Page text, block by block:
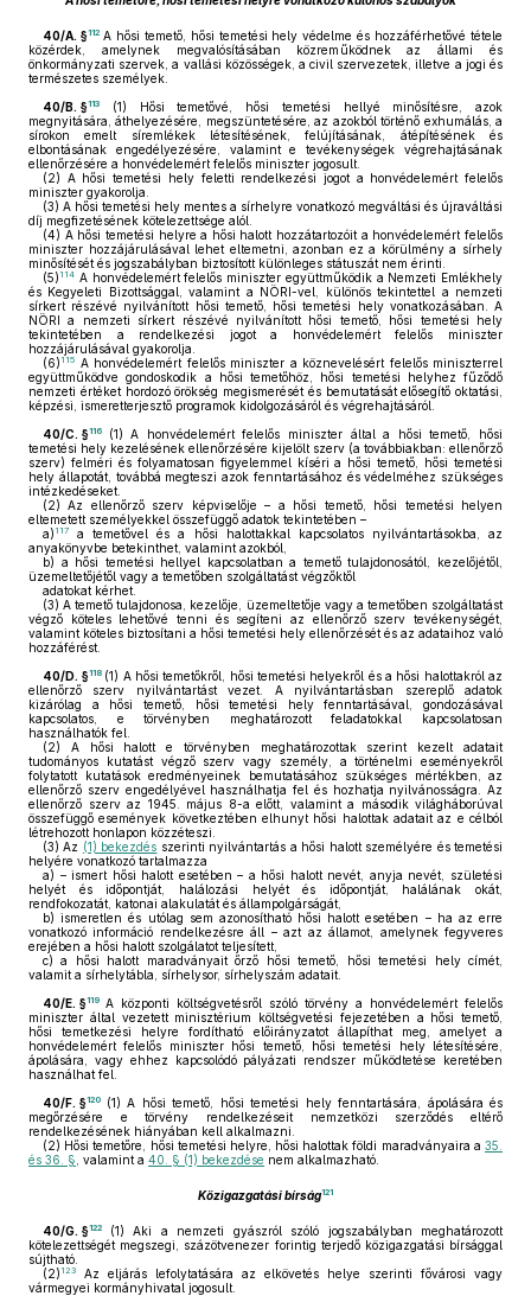
40/A. §112 A hősi temető, hősi temetési hely védelme és hozzáférhetővé tétele
közérdek, amelynek megvalósításában közreműködnek az állami és
önkormányzati szervek, a vallási közösségek, a civil szervezetek, illetve a jogi és
természetes személyek.
40/B. §113 (1) Hősi temetővé, hősi temetési hellyé minősítésre, azok
megnyitására, áthelyezésére, megszüntetésére, az azokból történő exhumálás, a
sírokon emelt síremlékek létesítésének, felújításának, átépítésének és
elbontásának engedélyezésére, valamint e tevékenységek végrehajtásának
ellenőrzésére a honvédelemért felelős miniszter jogosult.
(2) A hősi temetési hely feletti rendelkezési jogot a honvédelemért felelős
miniszter gyakorolja.
(3) A hősi temetési hely mentes a sírhelyre vonatkozó megváltási és újraváltási
díj megfizetésének kötelezettsége alól.
(4) A hősi temetési helyre a hősi halott hozzátartozóit a honvédelemért felelős
miniszter hozzájárulásával lehet eltemetni, azonban ez a körülmény a sírhely
minősítését és jogszabályban biztosított különleges státuszát nem érinti.
(5) 114 A honvédelemért felelős miniszter együttműködik a Nemzeti Emlékhely
és Kegyeleti Bizottsággal, valamint a NÖRI-vel, különös tekintettel a nemzeti
sírkert részévé nyilvánított hősi temető, hősi temetési hely vonatkozásában. A
NÖRI a nemzeti sírkert részévé nyilvánított hősi temető, hősi temetési hely
tekintetében a rendelkezési jogot a honvédelemért felelős miniszter
hozzájárulásával gyakorolja.
(6) 115 A honvédelemért felelős miniszter a köznevelésért felelős miniszterrel
együttműködve gondoskodik a hősi temetőhöz, hősi temetési helyhez fűződő
nemzeti értéket hordozó örökség megismerését és bemutatását elősegítő oktatási,
képzési, ismeretterjesztő programok kidolgozásáról és végrehajtásáról.
40/C. §116 (1) A honvédelemért felelős miniszter által a hősi temető, hősi
temetési hely kezelésének ellenőrzésére kijelölt szerv (a továbbiakban: ellenőrző
szerv) felméri és folyamatosan figyelemmel kíséri a hősi temető, hősi temetési
hely állapotát, továbbá megteszi azok fenntartásához és védelméhez szükséges
intézkedéseket.
(2) Az ellenőrző szerv képviselője – a hősi temető, hősi temetési helyen
eltemetett személyekkel összefüggő adatok tekintetében –
a) 117
a temetővel és a hősi halottakkal kapcsolatos nyilvántartásokba, az
anyakönyvbe betekinthet, valamint azokból,
b) a hősi temetési hellyel kapcsolatban a temető tulajdonosától, kezelőjétől,
üzemeltetőjétől vagy a temetőben szolgáltatást végzőktől
adatokat kérhet.
(3) A temető tulajdonosa, kezelője, üzemeltetője vagy a temetőben szolgáltatást
végző köteles lehetővé tenni és segíteni az ellenőrző szerv tevékenységét,
valamint köteles biztosítani a hősi temetési hely ellenőrzését és az adataihoz való
hozzáférést.
40/D. §118 (1) A hősi temetőkről, hősi temetési helyekről és a hősi halottakról az
ellenőrző szerv nyilvántartást vezet. A nyilvántartásban szereplő adatok
kizárólag a hősi temető, hősi temetési hely fenntartásával, gondozásával
kapcsolatos, e törvényben meghatározott feladatokkal kapcsolatosan
használhatók fel.
(2) A hősi halott e törvényben meghatározottak szerint kezelt adatait
tudományos kutatást végző szerv vagy személy, a történelmi eseményekről
folytatott kutatások eredményeinek bemutatásához szükséges mértékben, az
ellenőrző szerv engedélyével használhatja fel és hozhatja nyilvánosságra. Az
ellenőrző szerv az 1945. május 8-a előtt, valamint a második világháborúval
összefüggő események következtében elhunyt hősi halottak adatait az e célból
létrehozott honlapon közzéteszi.
(3) Az (1) bekezdés szerinti nyilvántartás a hősi halott személyére és temetési
helyére vonatkozó tartalmazza
a) – ismert hősi halott esetében – a hősi halott nevét, anyja nevét, születési
helyét és időpontját, halálozási helyét és időpontját, halálának okát,
rendfokozatát, katonai alakulatát és állampolgárságát,
b) ismeretlen és utólag sem azonosítható hősi halott esetében – ha az erre
vonatkozó információ rendelkezésre áll – azt az államot, amelynek fegyveres
erejében a hősi halott szolgálatot teljesített,
c) a hősi halott maradványait őrző hősi temető, hősi temetési hely címét,
valamit a sírhelytábla, sírhelysor, sírhelyszám adatait.
40/E. §119 A központi költségvetésről szóló törvény a honvédelemért felelős
miniszter által vezetett minisztérium költségvetési fejezetében a hősi temető,
hősi temetkezési helyre fordítható előirányzatot állapíthat meg, amelyet a
honvédelemért felelős miniszter hősi temető, hősi temetési hely létesítésére,
ápolására, vagy ehhez kapcsolódó pályázati rendszer működtetése keretében
használhat fel.
40/F. §120 (1) A hősi temető, hősi temetési hely fenntartására, ápolására és
megőrzésére e törvény rendelkezéseit nemzetközi szerződés eltérő
rendelkezésének hiányában kell alkalmazni.
(2) Hősi temetőre, hősi temetési helyre, hősi halottak földi maradványaira a 35.
és 36. § , valamint a 40. § (1) bekezdése nem alkalmazható.
Közigazgatási bírság121
40/G. §122 (1) Aki a nemzeti gyászról szóló jogszabályban meghatározott
kötelezettségét megszegi, százötvenezer forintig terjedő közigazgatási bírsággal
sújtható.
(2) 123
Az eljárás lefolytatására az elkövetés helye szerinti fővárosi vagy
vármegyei kormányhivatal jogosult.